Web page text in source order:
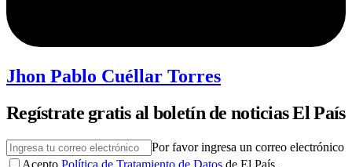
Jhon Pablo Cuéllar Torres
Regístrate gratis al boletín de noticias El País
Por favor ingresa un correo electrónico